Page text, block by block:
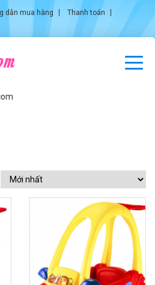
dẫn mua hàng
Thanh toán